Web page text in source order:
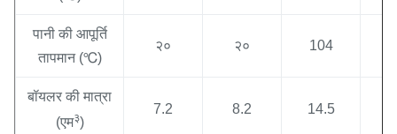
पानी की आपूर्ति
तापमान (℃)
२० २० 104
बॉयलर की मात्रा
(एम३)
7.2 8.2 14.5